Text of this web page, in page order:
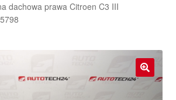
dachowa prawa Citroen C3 III